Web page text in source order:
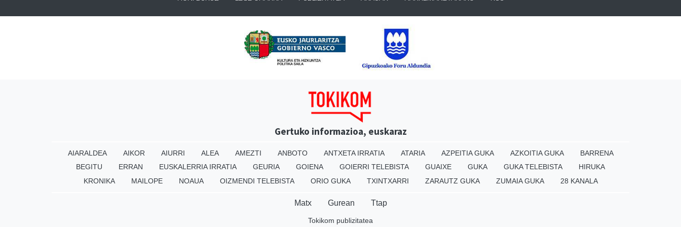
Gertuko informazioa, euskaraz
AIARALDEA AIKOR AIURRI ALEA AMEZTI ANBOTO ANTXETA IRRATIA ATARIA AZPEITIA GUKA AZKOITIA GUKA
BARRENA
BEGITU
ERRAN EUSKALERRIA IRRATIA GEURIA GOIENA GOIERRI TELEBISTA GUAIXE GUKA GUKA TELEBISTA
HIRUKA
KRONIKA
MAILOPE NOAUA OIZMENDI TELEBISTA ORIO GUKA TXINTXARRI ZARAUTZ GUKA ZUMAIA GUKA 28 KANALA
Matx Gurean Ttap
Tokikom publizitatea